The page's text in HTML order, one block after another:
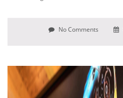
No Comments